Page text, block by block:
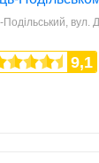
вул.
9,1